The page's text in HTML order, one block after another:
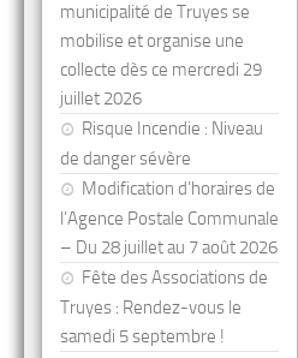
municipalité de Truyes se
mobilise et organise une
collecte dès ce mercredi 29
juillet 2026
Risque Incendie : Niveau
de danger sévère
Modification d’horaires de
l’Agence Postale Communale
– Du 28 juillet au 7 août 2026
Fête des Associations de
Truyes : Rendez-vous le
samedi 5 septembre !